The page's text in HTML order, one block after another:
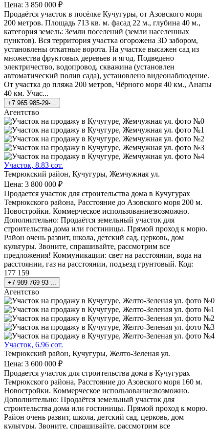
Цена: 3 850 000 ₽
Продаётся участок в посёлке Кучугуры, от Азовского моря
200 метров. Площадь 713 кв. м. фасад 22 м., глубина 40 м.,
категория земель: Земли поселений (земли населенных
пунктов). Вся территория участка огорожена 3D забором,
установлены откатные ворота. На участке высажен сад из
множества фруктовых деревьев и ягод. Подведено
электричество, водопровод, скважина (установлен
автоматический полив сада), установлено видеонаблюдение.
От участка до пляжа 200 метров, Чёрного моря 40 км., Анапы
40 км. Учас...
+7 965 985-29-...
Агентство
Участок, 8.83 сот.
Темрюкский район, Кучугуры, Жемчужная ул.
Цена: 3 800 000 ₽
Продается участок для строительства дома в Кучугурах
Темрюкского района, Расстояние до Азовского моря 200 м.
Новостройки. Коммерческое использование:возможно.
Дополнительно: Продаётся земельный участок для
строительства дома или гостиницы. Прямой проход к морю.
Район очень развит, школа, детский сад, церковь, дом
культуры. Звоните, спрашивайте, рассмотрим все
предложения! Коммуникации: свет на расстоянии, вода на
расстоянии, газ на расстоянии, подъезд грунтовый. Код:
177 159
+7 989 769-93-...
Агентство
Участок, 6.96 сот.
Темрюкский район, Кучугуры, Желто-Зеленая ул.
Цена: 3 600 000 ₽
Продается участок для строительства дома в Кучугурах
Темрюкского района, Расстояние до Азовского моря 160 м.
Новостройки. Коммерческое использование:возможно.
Дополнительно: Продаётся земельный участок для
строительства дома или гостиницы. Прямой проход к морю.
Район очень развит, школа, детский сад, церковь, дом
культуры. Звоните, спрашивайте, рассмотрим все